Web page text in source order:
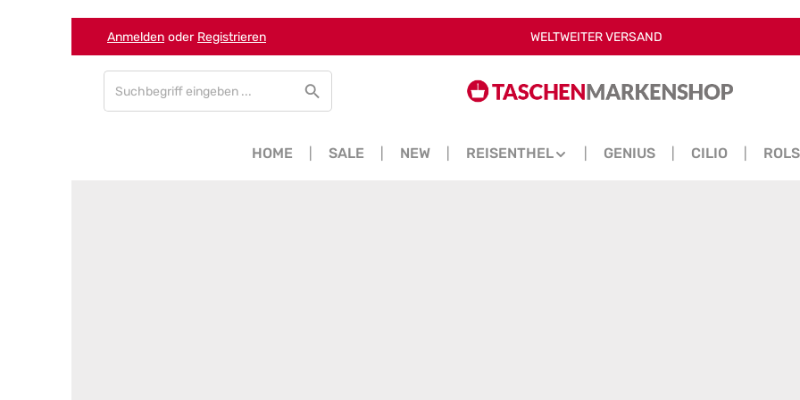
Zum Hauptinhalt springen
Zur Suche springen
Zur Hauptnavigation springen
Anmelden oder Registrieren WELTWEITER VERSAND
HOME SALE NEW REISENTHEL GENIUS CILIO